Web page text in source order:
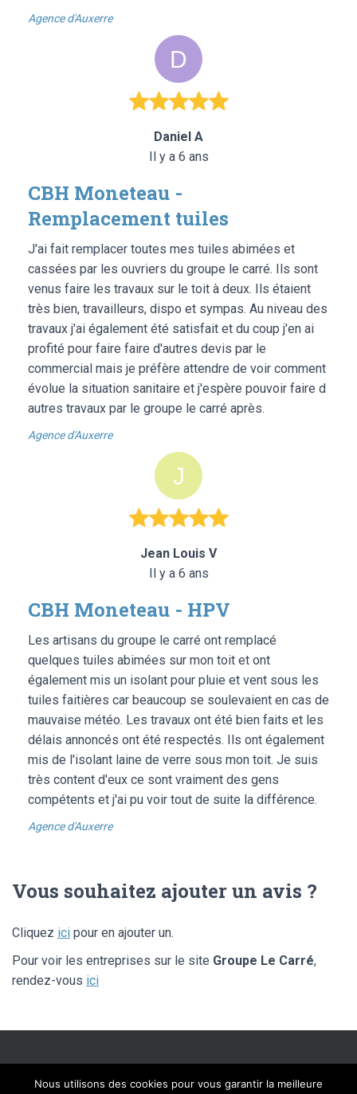
Agence d'Auxerre
Daniel A
Il y a 6 ans
CBH Moneteau -
Remplacement tuiles
J'ai fait remplacer toutes mes tuiles abimées et
cassées par les ouvriers du groupe le carré. Ils sont
venus faire les travaux sur le toit à deux. Ils étaient
très bien, travailleurs, dispo et sympas. Au niveau des
travaux j'ai également été satisfait et du coup j'en ai
profité pour faire faire d'autres devis par le
commercial mais je préfère attendre de voir comment
évolue la situation sanitaire et j'espère pouvoir faire d
autres travaux par le groupe le carré après.
Agence d'Auxerre
Jean Louis V
Il y a 6 ans
CBH Moneteau - HPV
Les artisans du groupe le carré ont remplacé
quelques tuiles abimées sur mon toit et ont
également mis un isolant pour pluie et vent sous les
tuiles faitières car beaucoup se soulevaient en cas de
mauvaise météo. Les travaux ont été bien faits et les
délais annoncés ont été respectés. Ils ont également
mis de l'isolant laine de verre sous mon toit. Je suis
très content d'eux ce sont vraiment des gens
compétents et j'ai pu voir tout de suite la différence.
Agence d'Auxerre
Vous souhaitez ajouter un avis ?
Cliquez ici pour en ajouter un.
Pour voir les entreprises sur le site Groupe Le Carré,
rendez-vous ici
TOUS DROITS RÉSERVÉS
Nous utilisons des cookies pour vous garantir la meilleure